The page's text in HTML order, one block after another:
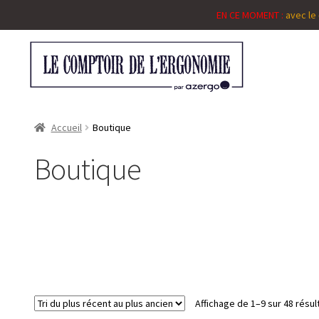
EN CE MOMENT : avec le
Accueil Boutique
Boutique
Affichage de 1–9 sur 48